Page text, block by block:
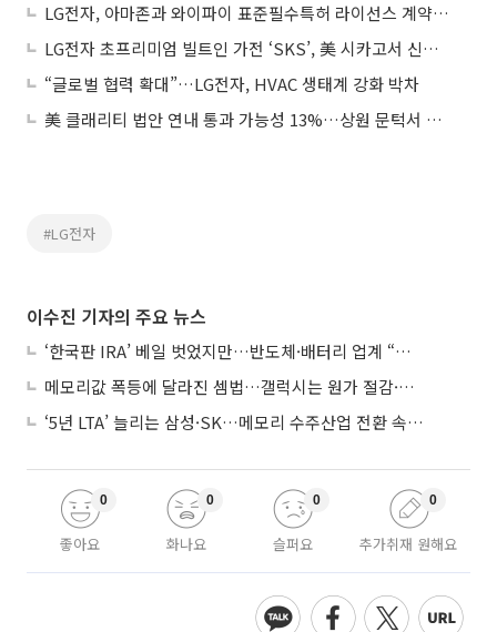
LG전자, 아마존과 와이파이 표준필수특허 라이선스 계약 체결
LG전자 초프리미엄 빌트인 가전 ‘SKS’, 美 시카고서 신규 쇼룸 오픈
“글로벌 협력 확대”…LG전자, HVAC 생태계 강화 박차
美 클래리티 법안 연내 통과 가능성 13%…상원 문턱서 제동
#LG전자
이수진 기자의 주요 뉴스
‘한국판 IRA’ 베일 벗었지만…반도체·배터리 업계 “시행령이 관건”
메모리값 폭등에 달라진 셈법…갤럭시는 원가 절감·아이폰은 서비스 확대
‘5년 LTA’ 늘리는 삼성·SK…메모리 수주산업 전환 속 다른 셈법
좋아요
0
화나요
0
슬퍼요
0
추가취재 원해요
0